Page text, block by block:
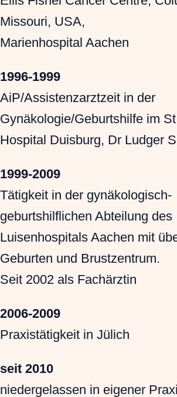
Missouri, USA,
Marienhospital Aachen
1996-1999
AiP/Assistenzarztzeit in der
Gynäkologie/Geburtshilfe im
Hospital Duisburg, Dr Ludger
1999-2009
Tätigkeit in der gynäkologisch-
geburtshilflichen Abteilung des
Luisenhospitals Aachen mit
Geburten und Brustzentrum.
Seit 2002 als Fachärztin
2006-2009
Praxistätigkeit in Jülich
seit 2010
niedergelassen in eigener